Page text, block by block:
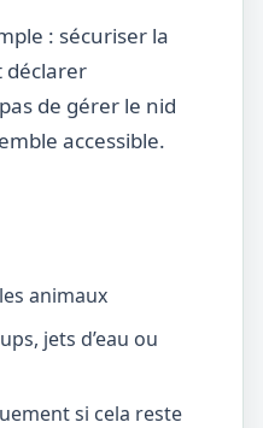
: sécuriser la
déclarer
de gérer le nid
accessible.
animaux
jets d’eau ou
si cela reste